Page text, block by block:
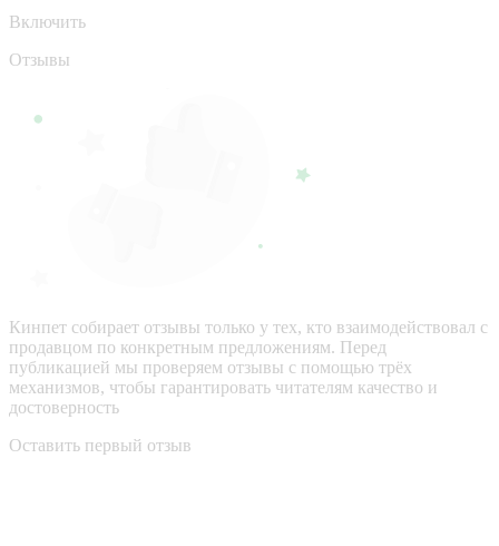
Включить
Отзывы
Кинпет собирает отзывы только у тех, кто взаимодействовал с
продавцом по конкретным предложениям. Перед
публикацией мы проверяем отзывы с помощью трёх
механизмов, чтобы гарантировать читателям качество и
достоверность
Оставить первый отзыв